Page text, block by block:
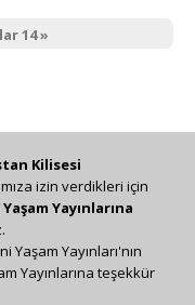
14 »
Kilisesi
izin verdikleri için
Yayınlarına
Yaşam Yayınları'nın
Yayınlarına teşekkür